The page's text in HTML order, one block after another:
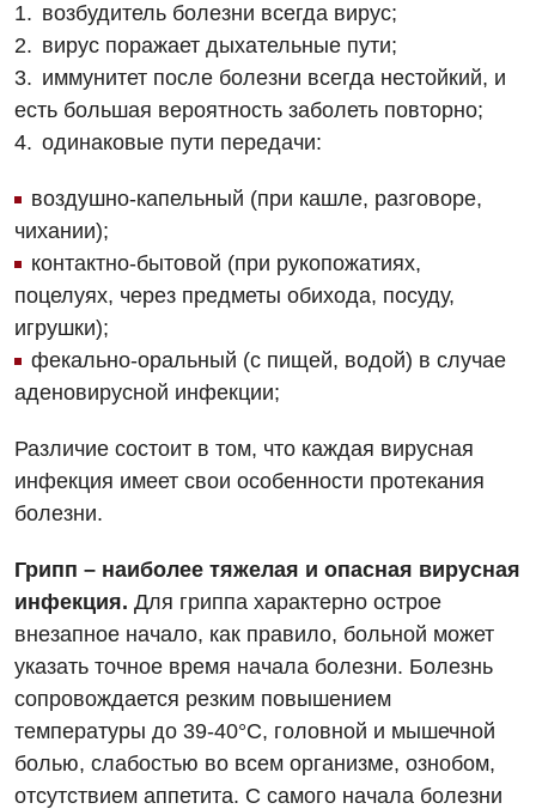
Вакансии
Мероприятия БПР
Интернатура
Программа лояльности
Отзывы
Видео
Диагностика
Диагностическое отделение
Рентгенография
Эндоскопическое отделение
Для взрослых
Акушерство и гинекология
Аллергология, иммунология
Андрология
Декларирование
Национальный скрининг здоровья 40+
Украинский
Русский
возбудитель болезни всегда вирус;
вирус поражает дыхательные пути;
иммунитет после болезни всегда нестойкий, и
есть большая вероятность заболеть повторно;
одинаковые пути передачи:
воздушно-капельный (при кашле, разговоре,
чихании);
контактно-бытовой (при рукопожатиях,
поцелуях, через предметы обихода, посуду,
игрушки);
фекально-оральный (с пищей, водой) в случае
аденовирусной инфекции;
Различие состоит в том, что каждая вирусная
инфекция имеет свои особенности протекания
болезни.
Грипп – наиболее тяжелая и опасная вирусная
инфекция. Для гриппа характерно острое
внезапное начало, как правило, больной может
указать точное время начала болезни. Болезнь
сопровождается резким повышением
температуры до 39-40°С, головной и мышечной
болью, слабостью во всем организме, ознобом,
отсутствием аппетита. С самого начала болезни